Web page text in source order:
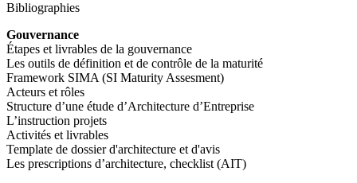
Bibliographies
Gouvernance
Étapes et livrables de la gouvernance
Les outils de définition et de contrôle de la maturité
Framework SIMA (SI Maturity Assesment)
Acteurs et rôles
Structure d’une étude d’Architecture d’Entreprise
L’instruction projets
Activités et livrables
Template de dossier d'architecture et d'avis
Les prescriptions d’architecture, checklist (AIT)